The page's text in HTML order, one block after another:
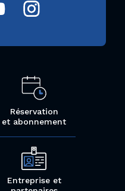
Réservation
et abonnement
Entreprise et